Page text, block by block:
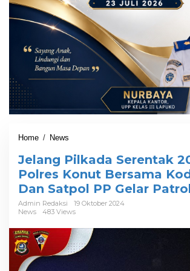
Home / News
l
a
n
g
P
i
k
a
d
Jelang Pilkada Serentak
Polres Konut Bersama
Dan Satpol PP Gelar
Admin Redaksi
19 Oktober 2024
News
483 Views